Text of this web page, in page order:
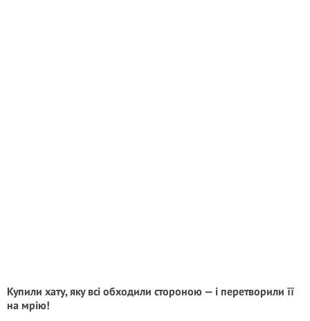
Купили хату, яку всі обходили стороною — і перетворили її
на мрію!